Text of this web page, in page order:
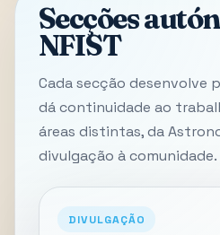
Secções
NFIST
Cada secção desenvolve
dá continuidade ao
áreas distintas, da
divulgação à comunidade.
DIVULGAÇÃO